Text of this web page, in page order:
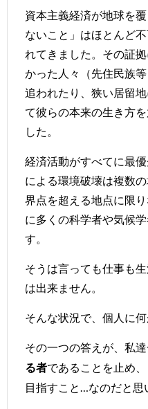
資本主義経済が地球を
ないこと」はほとんど
れてきました。その証
かった人々（先住民族
追われたり、狭い居留
て彼らの本来の生き方
した。
経済活動がすべてに最
による環境破壊は複数
界点を超える地点に限
に多くの科学者や気候
す。
そうは言っても仕事も
は出来ません。
そんな状況で、個人に
その一つの答えが、私
る者であることを止め
目指すこと…なのだと思